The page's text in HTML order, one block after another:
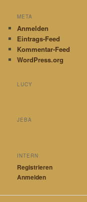
META
Anmelden
Eintrags-Feed
Kommentar-Feed
WordPress.org
LUCY
JEBA
INTERN
Registrieren
Anmelden